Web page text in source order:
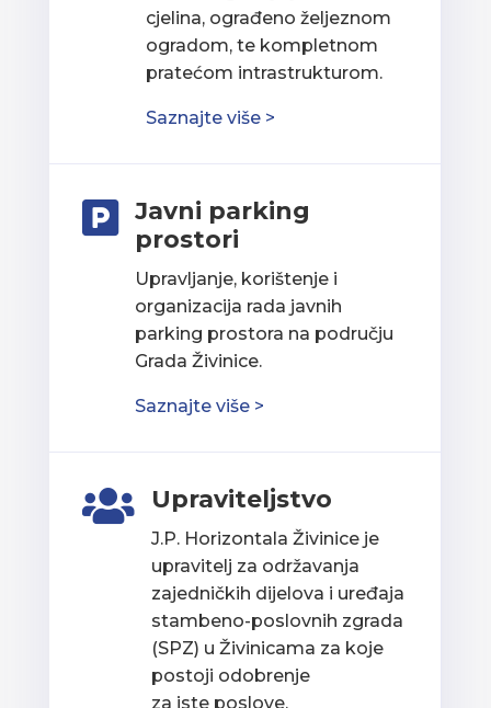
cjelina, ograđeno željeznom
ogradom, te kompletnom
pratećom intrastrukturom.
Saznajte više >

Javni parking
prostori
Upravljanje, korištenje i
organizacija rada javnih
parking prostora na području
Grada Živinice.
Saznajte više >
 Upraviteljstvo
J.P. Horizontala Živinice je
upravitelj za održavanja
zajedničkih dijelova i uređaja
stambeno-poslovnih zgrada
(SPZ) u Živinicama za koje
postoji odobrenje
za iste poslove.